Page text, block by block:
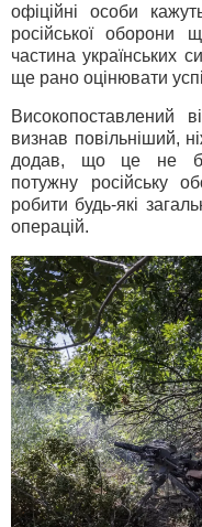
офіційні особи
російської оборони
частина українських
ще рано оцінювати
Високопоставлений
визнав повільніший,
додав, що це не
потужну російську
робити будь-які
операцій.